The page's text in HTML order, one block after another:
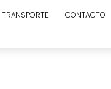
TRANSPORTE CONTACTO